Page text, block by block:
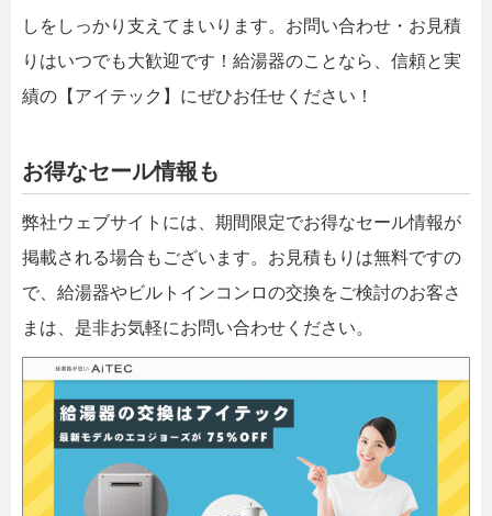
しをしっかり支えてまいります。お問い合わせ・お見積
りはいつでも大歓迎です！給湯器のことなら、信頼と実
績の【アイテック】にぜひお任せください！
お得なセール情報も
弊社ウェブサイトには、期間限定でお得なセール情報が
掲載される場合もございます。お見積もりは無料ですの
で、給湯器やビルトインコンロの交換をご検討のお客さ
まは、是非お気軽にお問い合わせください。